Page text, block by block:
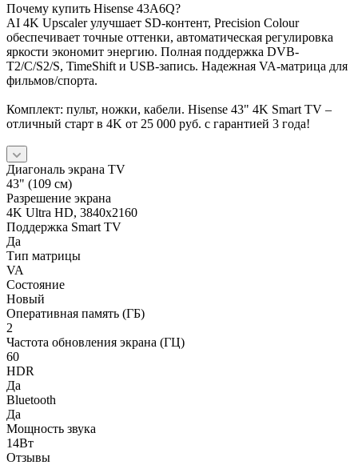
Почему купить Hisense 43A6Q?
AI 4K Upscaler улучшает SD-контент, Precision Colour
обеспечивает точные оттенки, автоматическая регулировка
яркости экономит энергию. Полная поддержка DVB-
T2/C/S2/S, TimeShift и USB-запись. Надежная VA-матрица для
фильмов/спорта.
Комплект: пульт, ножки, кабели. Hisense 43" 4K Smart TV –
отличный старт в 4K от 25 000 руб. с гарантией 3 года!
Диагональ экрана TV
43" (109 см)
Разрешение экрана
4K Ultra HD, 3840x2160
Поддержка Smart TV
Да
Тип матрицы
VA
Состояние
Новый
Оперативная память (ГБ)
2
Частота обновления экрана (ГЦ)
60
HDR
Да
Bluetooth
Да
Мощность звука
14Вт
Отзывы